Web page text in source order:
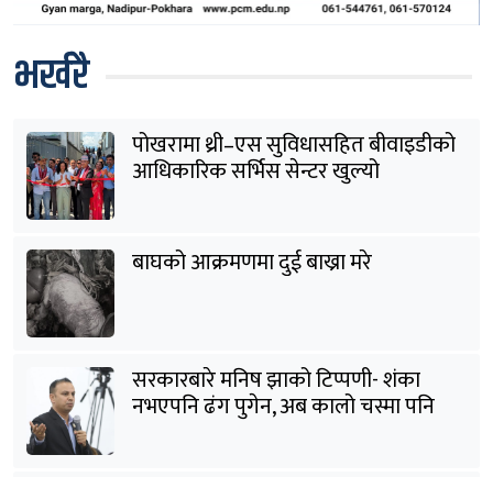
भर्खरै
पोखरामा थ्री–एस सुविधासहित बीवाइडीको
आधिकारिक सर्भिस सेन्टर खुल्यो
बाघको आक्रमणमा दुई बाख्रा मरे
सरकारबारे मनिष झाको टिप्पणी- शंका
नभएपनि ढंग पुगेन, अब कालो चस्मा पनि